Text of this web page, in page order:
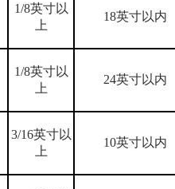
1/8英寸以
上
18英寸以内
1/8英寸以
上
24英寸以内
3/16英寸以
上
10英寸以内